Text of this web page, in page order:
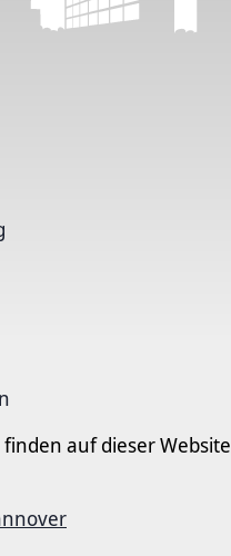
auf dieser Website